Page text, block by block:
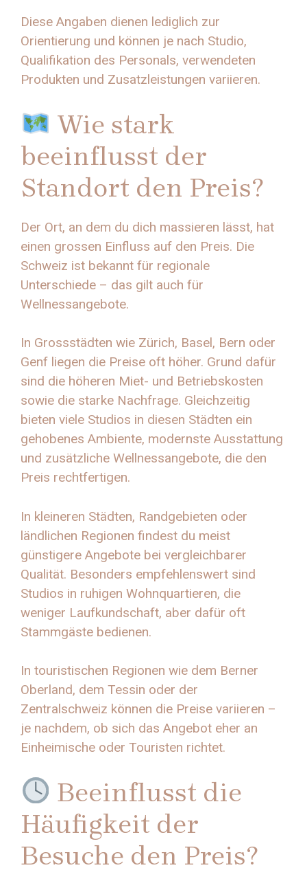
Diese Angaben dienen lediglich zur
Orientierung und können je nach Studio,
Qualifikation des Personals, verwendeten
Produkten und Zusatzleistungen variieren.
Wie stark
beeinflusst der
Standort den Preis?
Der Ort, an dem du dich massieren lässt, hat
einen grossen Einfluss auf den Preis. Die
Schweiz ist bekannt für regionale
Unterschiede – das gilt auch für
Wellnessangebote.
In Grossstädten wie Zürich, Basel, Bern oder
Genf liegen die Preise oft höher. Grund dafür
sind die höheren Miet- und Betriebskosten
sowie die starke Nachfrage. Gleichzeitig
bieten viele Studios in diesen Städten ein
gehobenes Ambiente, modernste Ausstattung
und zusätzliche Wellnessangebote, die den
Preis rechtfertigen.
In kleineren Städten, Randgebieten oder
ländlichen Regionen findest du meist
günstigere Angebote bei vergleichbarer
Qualität. Besonders empfehlenswert sind
Studios in ruhigen Wohnquartieren, die
weniger Laufkundschaft, aber dafür oft
Stammgäste bedienen.
In touristischen Regionen wie dem Berner
Oberland, dem Tessin oder der
Zentralschweiz können die Preise variieren –
je nachdem, ob sich das Angebot eher an
Einheimische oder Touristen richtet.
Beeinflusst die
Häufigkeit der
Besuche den Preis?